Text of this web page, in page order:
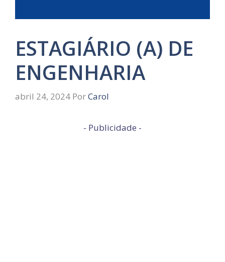
ESTAGIÁRIO (A) DE
ENGENHARIA
abril 24, 2024 PorCarol
- Publicidade -